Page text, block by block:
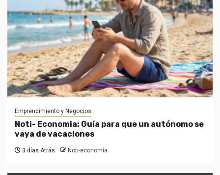
Emprendimiento y Negocios
Noti- Economia: Guía para que un autónomo se
vaya de vacaciones
3 días Atrás Noti-economía